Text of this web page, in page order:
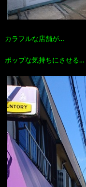
カラフルな店舗が…
ポップな気持ちにさせる…